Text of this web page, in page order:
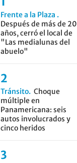
Frente a la Plaza
Después de más de 20
años, cerró el local de
"Las medialunas del
abuelo"
Tránsito Choque
múltiple en
Panamericana: seis
autos involucrados y
cinco heridos